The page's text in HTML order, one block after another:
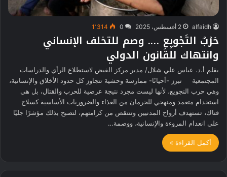
alfaidh 2 أغسطس، 2025 0 1٬314
حَرْبُ التَجْويِعِ …. وصم للتخلف الإنساني
وانتهاك للقانون الدولي
بقلم أ.د. عباس علي شلال/ مدير مركز الفيض لاستطلاع الرأي والدراسات
المجتمعية تبرز -أحيانًا- ممارسة وحشية تتجاوز كل حدود الأخلاق والإنسانية،
وهي حرب التجويع، لأنها ليست مجرد نتيجة عرضية للحرب والقتال، بل هي
استخدام متعمد ومنهجي للحرمان من الغذاء والضروريات الأساسية كسلاح
فتاك، تستهدف أرواح المدنيين وتنتقص من كرامتهم، لتصبح بذلك مؤشرًا جليًا
على انعدام المروءة والإنسانية، ووصمة…
أكمل القراءة »